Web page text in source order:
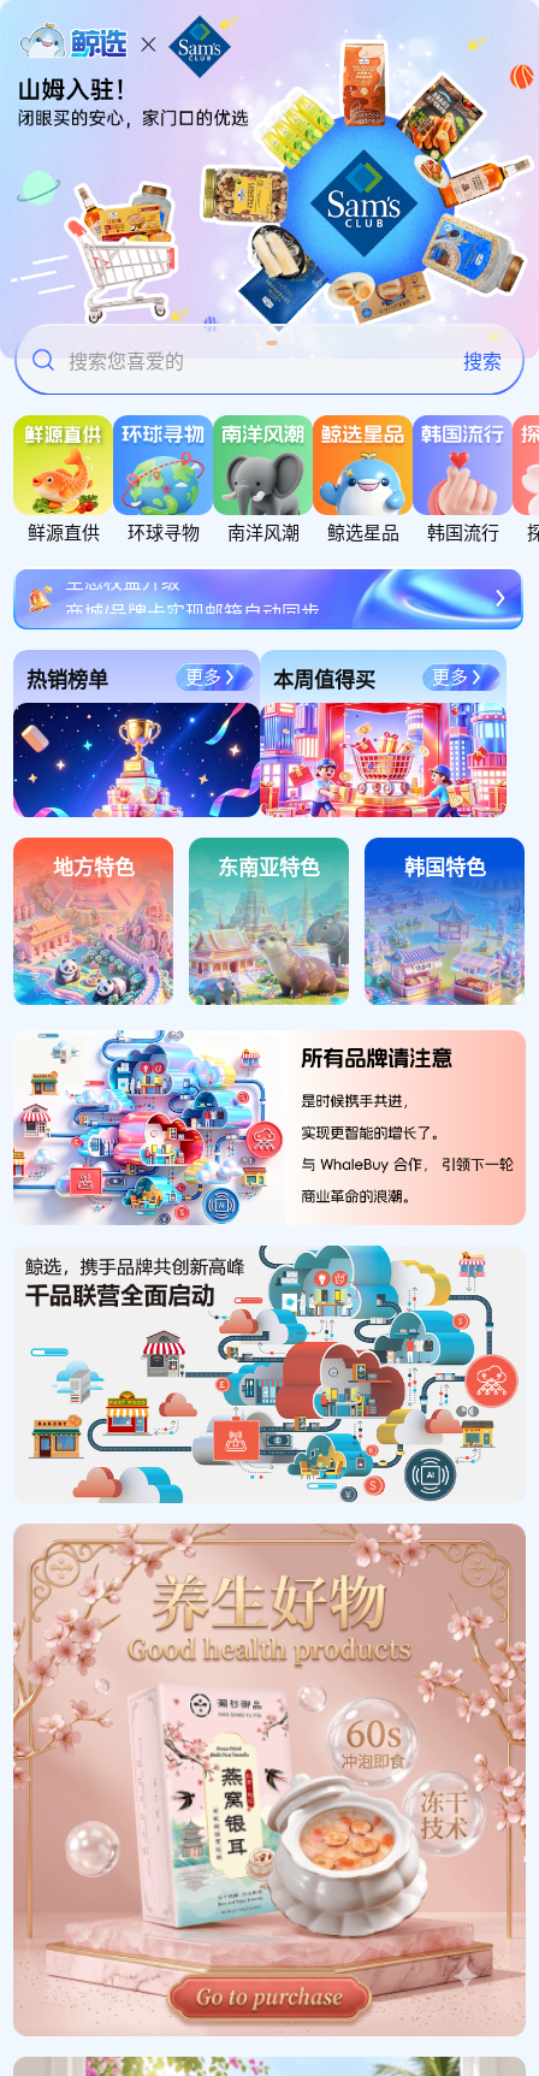
搜索您喜爱的 搜索
鲜源直供 环球寻物 南洋风潮 鲸选星品 韩国流行
平台生态合规升级公告
生态权益升级
商城/品牌卡实现邮箱自动同步
广告商专属福利来啦
平台社区生态升级说明
鲸券政策优化公告
热销榜单 更多 本周值得买 更多
地方特色 东南亚特色 韩国特色